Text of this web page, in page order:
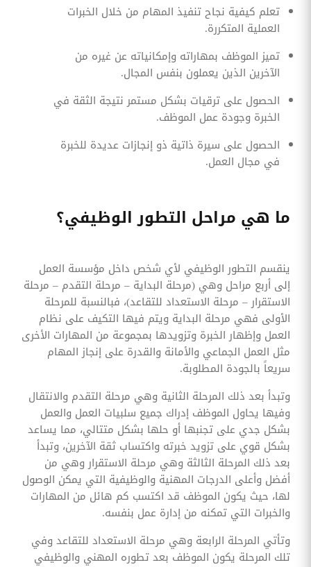
تعلم كيفية نجاح تنفيذ المهام من خلال الخبرات
العملية المتكررة.
تميز الموظف بمهاراته وإمكانياته عن غيره من
الآخرين الذين يعملون بنفس المجال.
الحصول على ترقيات بشكل مستمر نتيجة الثقة في
الخبرة وجودة عمل الموظف.
الحصول على سيرة ذاتية ذو إنجازات عديدة للخبرة
في مجال العمل.
ما هي مراحل التطور الوظيفي؟
ينقسم التطور الوظيفي لأي شخص داخل مؤسسة العمل
إلى أربع مراحل وهي (مرحلة البداية – مرحلة التقدم – مرحلة
الاستقرار – مرحلة الاستعداد للتقاعد)، فبالنسبة للمرحلة
الأولى فهي مرحلة البداية ويتم فيها التكيف على نظام
العمل وإظهار الخبرة وتزويدها بمجموعة من المهارات الأخرى
مثل العمل الجماعي والأمانة والقدرة على إنجاز المهام
سريعاً بالجودة المطلوبة.
وتبدأ بعد ذلك المرحلة الثانية وهي مرحلة التقدم والانتقال
وفيها يحاول الموظف إدراك جميع سلبيات العمل والعمل
بشكل جدي على تجنبها أو حلها بشكل متتالي، مما يساعد
بشكل قوي على تزويد خبرته واكتساب ثقة الآخرين، وتبدأ
بعد ذلك المرحلة الثالثة وهي مرحلة الاستقرار وهي من
أفضل وأعلى الدرجات المهنية والوظيفية التي يمكن الوصول
لها، حيث يكون الموظف قد اكتسب كم هائل من المهارات
والخبرات التي تمكنه من إدارة عمل بنفسه.
وتأتي المرحلة الرابعة وهي مرحلة الاستعداد للتقاعد وفي
تلك المرحلة يكون الموظف بعد تطوره المهني والوظيفي